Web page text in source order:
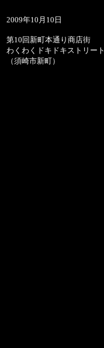
2009年10月10日
第10回新町本通り商店街
わくわくドキドキストリート
（須崎市新町）